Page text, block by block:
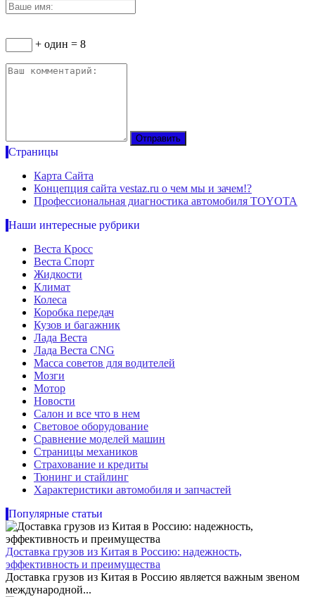
+ один = 8
Страницы
Карта Сайта
Концепция сайта vestaz.ru о чем мы и зачем!?
Профессиональная диагностика автомобиля TOYOTA
Наши интересные рубрики
Веста Кросс
Веста Спорт
Жидкости
Климат
Колеса
Коробка передач
Кузов и багажник
Лада Веста
Лада Веста CNG
Масса советов для водителей
Мозги
Мотор
Новости
Салон и все что в нем
Световое оборудование
Сравнение моделей машин
Страницы механиков
Страхование и кредиты
Тюнинг и стайлинг
Характеристики автомобиля и запчастей
Популярные статьи
Доставка грузов из Китая в Россию: надежность,
эффективность и преимущества
Доставка грузов из Китая в Россию является важным звеном
международной...